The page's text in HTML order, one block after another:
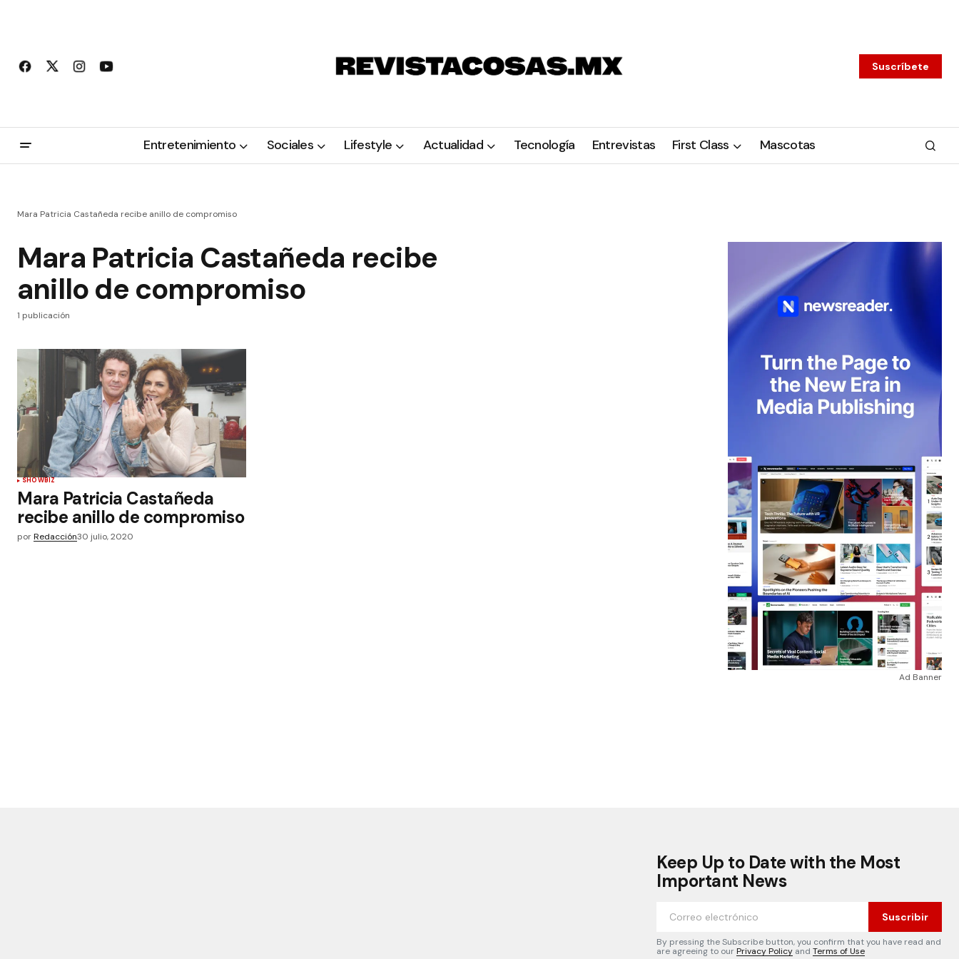
Suscríbete
Entretenimiento Sociales Lifestyle Actualidad Tecnología Entrevistas First Class Mascotas
Mara Patricia Castañeda recibe anillo de compromiso
Mara Patricia Castañeda recibe
anillo de compromiso
1 publicación
SHOWBIZ
Mara Patricia Castañeda
recibe anillo de compromiso
porRedacción30 julio, 2020
Ad Banner
Keep Up to Date with the Most
Important News
Suscribir
By pressing the Subscribe button, you confirm that you have read and
are agreeing to ourPrivacy Policy and Terms of Use